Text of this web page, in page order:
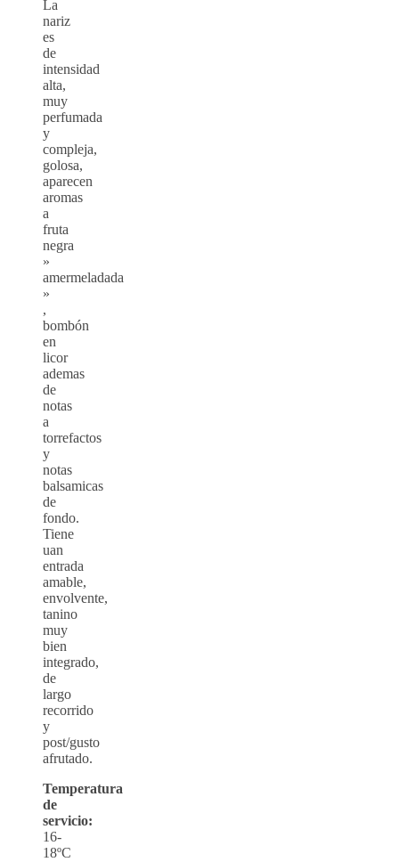
La
nariz
es
de
intensidad
alta,
muy
perfumada
y
compleja,
golosa,
aparecen
aromas
a
fruta
negra
»
amermeladada
»
,
bombón
en
licor
ademas
de
notas
a
torrefactos
y
notas
balsamicas
de
fondo.
Tiene
uan
entrada
amable,
envolvente,
tanino
muy
bien
integrado,
de
largo
recorrido
y
post/gusto
afrutado.
Temperatura
de
servicio:
16-
18ºC